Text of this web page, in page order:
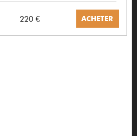
220 € ACHETER